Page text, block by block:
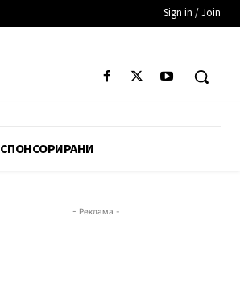
Sign in / Join
СПОНСОРИРАНИ
- Реклама -